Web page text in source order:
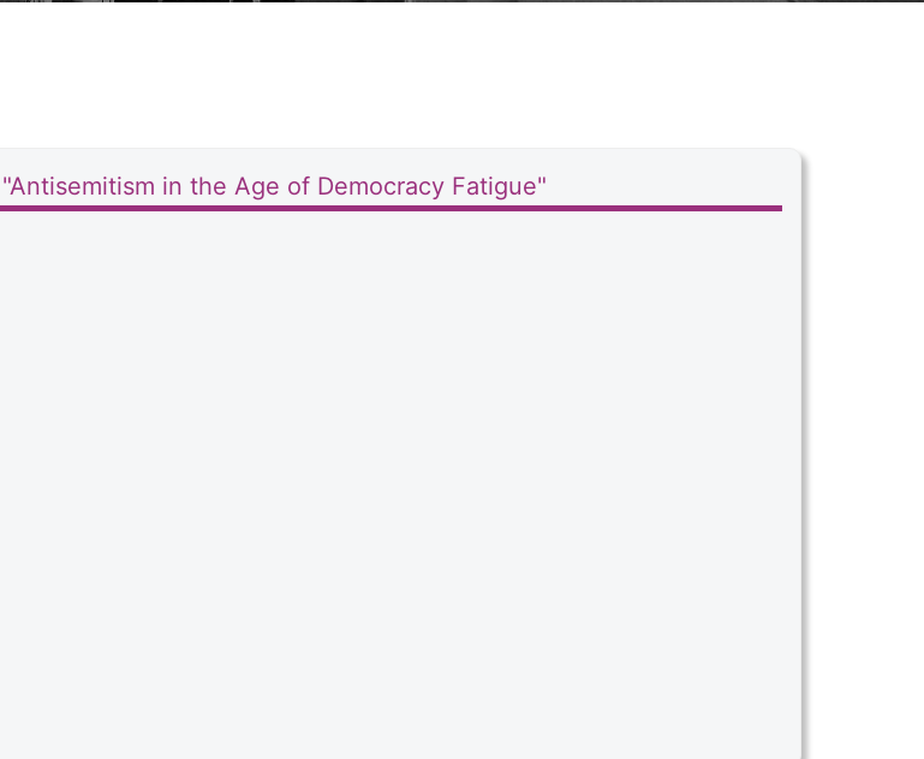
in the Age of Democracy Fatigue"